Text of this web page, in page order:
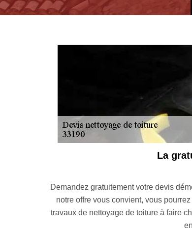
Entretenir la toiture est une chose,
professionnel en nettoyage de toiture
pour nettoyage de toiture à Saint